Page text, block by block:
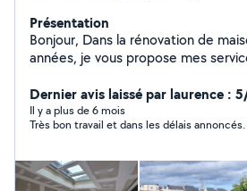
Présentation
Bonjour, Dans la rénovation de maison depuis plusieurs
années, je vous propose mes
Dernier avis laissé par laurence :
Il y a plus de 6 mois
Très bon travail et dans les délais